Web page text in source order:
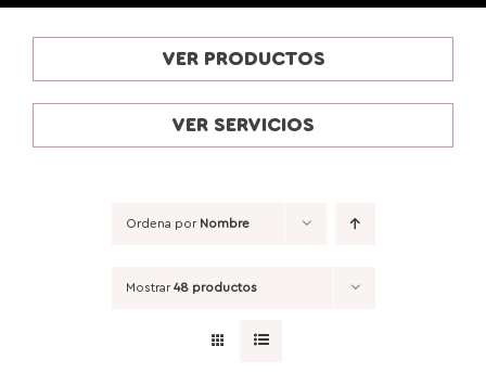
VER PRODUCTOS
VER SERVICIOS
Ordena por Nombre
Mostrar48 productos